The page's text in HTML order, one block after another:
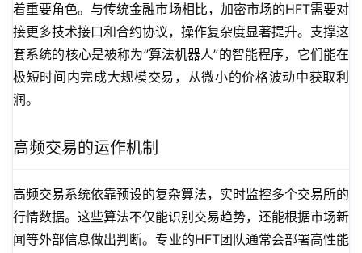
着重要角色。与传统金融市场相比，加密市场的HFT需要对
接更多技术接口和合约协议，操作复杂度显著提升。支撑这
套系统的核心是被称为”算法机器人”的智能程序，它们能在
极短时间内完成大规模交易，从微小的价格波动中获取利
润。
高频交易的运作机制
高频交易系统依靠预设的复杂算法，实时监控多个交易所的
行情数据。这些算法不仅能识别交易趋势，还能根据市场新
闻等外部信息做出判断。专业的HFT团队通常会部署高性能